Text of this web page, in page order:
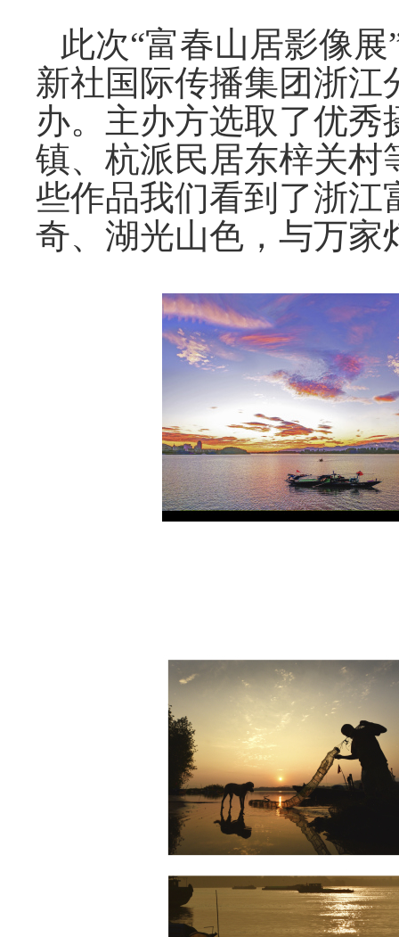
此次“富春山居影像
新社国际传播集团浙
办。主办方选取了优
镇、杭派民居东梓关村
些作品我们看到了浙江
奇、湖光山色，与万家